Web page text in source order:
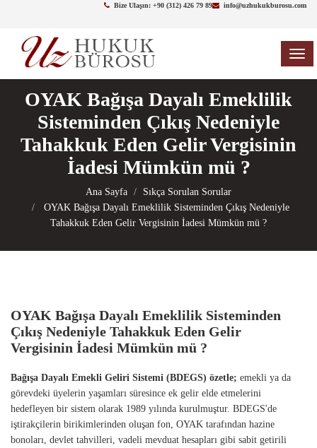
info@uzhukukburosu.com
Bize Ulaşın: +90 (312) 426 79 89
OYAK Bağışa Dayalı Emeklilik
Sisteminden Çıkış Nedeniyle
Tahakkuk Eden Gelir Vergisinin
İadesi Mümkün mü ?
Ana Sayfa
Sıkça Sorulan Sorular
OYAK Bağışa Dayalı Emeklilik Sisteminden Çıkış Nedeniyle
Tahakkuk Eden Gelir Vergisinin İadesi Mümkün mü ?
OYAK Bağışa Dayalı Emeklilik Sisteminden
Çıkış Nedeniyle Tahakkuk Eden Gelir
Vergisinin İadesi Mümkün mü ?
Bağışa Dayalı Emekli Geliri Sistemi (BDEGS) özetle; emekli ya da
görevdeki üyelerin yaşamları süresince ek gelir elde etmelerini
hedefleyen bir sistem olarak 1989 yılında kurulmuştur. BDEGS'de
iştirakçilerin birikimlerinden oluşan fon, OYAK tarafından hazine
bonoları, devlet tahvilleri, vadeli mevduat hesapları gibi sabit getirili